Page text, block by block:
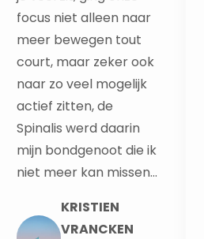
focus niet alleen naar
meer bewegen tout
court, maar zeker ook
naar zo veel mogelijk
actief zitten, de
Spinalis werd daarin
mijn bondgenoot die ik
niet meer kan missen...
KRISTIEN
VRANCKEN